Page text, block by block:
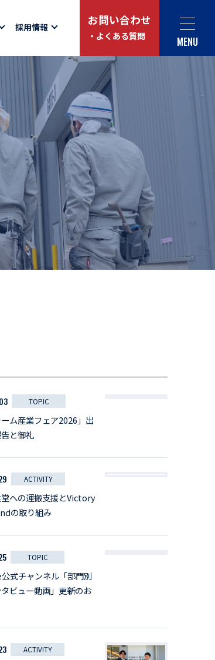
MENU
採用情報
お問い合わせ
・よくある質問
Social link
サイト内検索
TOPIC
ーム産業フェア2026」出
と御礼
ACTIVITY
への運搬支援とVictory
の取り組み
TOPIC
式チャンネル「部門別
ビュー動画」更新のお
ACTIVITY